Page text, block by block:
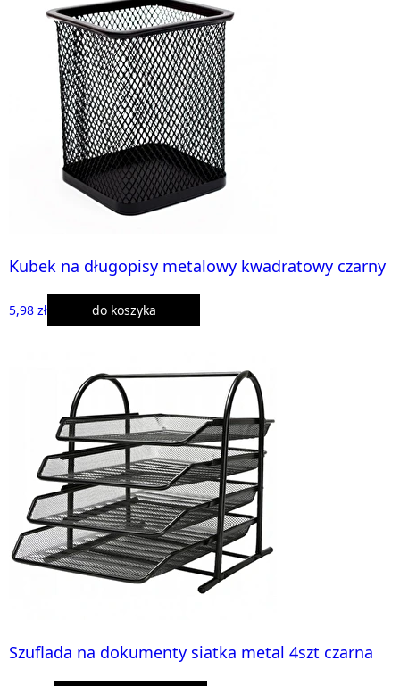
Kubek na długopisy metalowy kwadratowy czarny
5,98 zł do koszyka
Szuflada na dokumenty siatka metal 4szt czarna